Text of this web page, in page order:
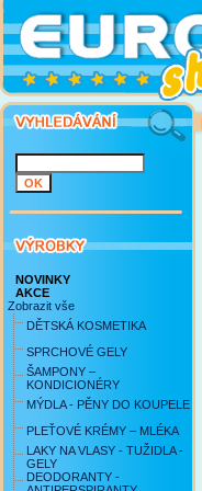
NOVINKY
AKCE
Zobrazit vše
DĚTSKÁ KOSMETIKA
SPRCHOVÉ GELY
ŠAMPONY –
KONDICIONÉRY
MÝDLA - PĚNY DO KOUPELE
PLEŤOVÉ KRÉMY – MLÉKA
LAKY NA VLASY - TUŽIDLA -
GELY
DEODORANTY -